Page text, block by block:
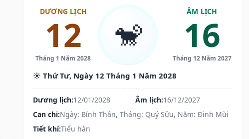
DƯƠNG LỊCH
12
Tháng 1 Năm 2028
🐒
ÂM LỊCH
16
Tháng 12 Năm 2027
☀️ Thứ Tư, Ngày 12 Tháng 1 Năm 2028
Dương lịch:12/01/2028 Âm lịch:16/12/2027
Can chi:Ngày: Bính Thân, Tháng: Quý Sửu, Năm: Đinh Mùi
Tiết khí:Tiểu hàn